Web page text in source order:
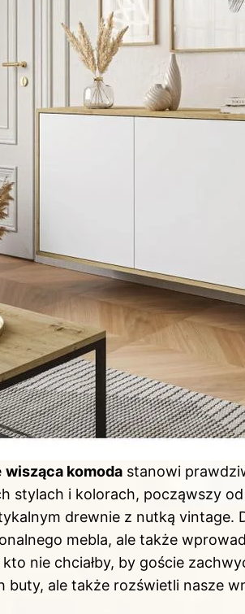
wisząca komoda stanowi
stylach i kolorach, począwszy
drewnie z nutką vintage.
mebla, ale także
nie chciałby, by goście
buty, ale także rozświetli nasze